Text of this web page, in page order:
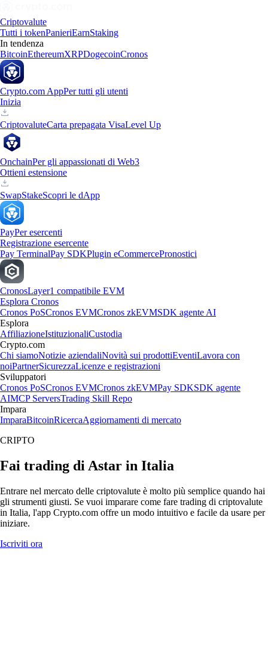
Criptovalute
Tutti i tokenPanieriEarnStaking
In tendenza
BitcoinEthereumXRPDogecoinCronos
Crypto.com AppPer tutti gli utenti
Inizia
CriptovaluteCarta prepagata VisaLevel Up
OnchainPer gli appassionati di Web3
Ottieni estensione
SwapStakeScopri le dApp
PayPer esercenti
Registrazione esercente
Pay TerminalPay SDKPlugin eCommercePronostici
CronosLayer1 compatibile EVM
Esplora Cronos
Cronos PoSCronos EVMCronos zkEVMSDK agente AI
Esplora
AffiliazioneIstituzionaliCustodia
Crypto.com
Chi siamoNotizie aziendaliNovità sui prodottiEventiLavora con
noiPartnerSicurezzaLicenze e registrazioni
Sviluppatori
Cronos PoSCronos EVMCronos zkEVMPay SDKSDK agente
AIMCP ServersTrading Skill Repo
Impara
ImparaBitcoinRicercaAggiornamenti di mercato
CRIPTO
Fai trading di Astar in Italia
Entrare nel mercato delle criptovalute è molto più semplice quando hai
gli strumenti giusti. Se vuoi imparare come fare trading di criptovalute
in Italia, l'app Crypto.com offre un modo intuitivo e facile da usare per
iniziare.
Iscriviti ora